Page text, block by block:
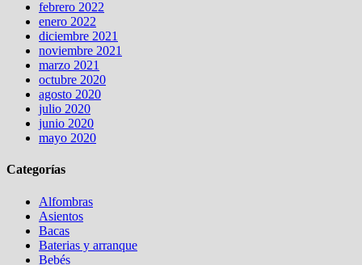
febrero 2022
enero 2022
diciembre 2021
noviembre 2021
marzo 2021
octubre 2020
agosto 2020
julio 2020
junio 2020
mayo 2020
Categorías
Alfombras
Asientos
Bacas
Baterias y arranque
Bebés